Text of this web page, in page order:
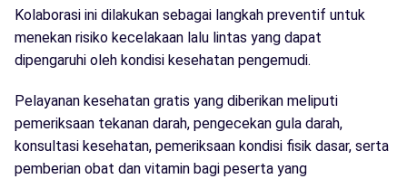
Kolaborasi ini dilakukan sebagai langkah preventif untuk
menekan risiko kecelakaan lalu lintas yang dapat
dipengaruhi oleh kondisi kesehatan pengemudi.
Pelayanan kesehatan gratis yang diberikan meliputi
pemeriksaan tekanan darah, pengecekan gula darah,
konsultasi kesehatan, pemeriksaan kondisi fisik dasar, serta
pemberian obat dan vitamin bagi peserta yang